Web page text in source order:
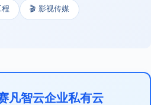
🎬 影视传媒
凡智云企业私有云